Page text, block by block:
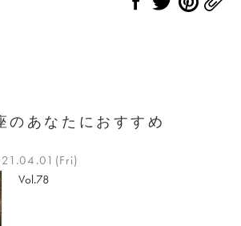
のあなたにおすすめ
Vol.78